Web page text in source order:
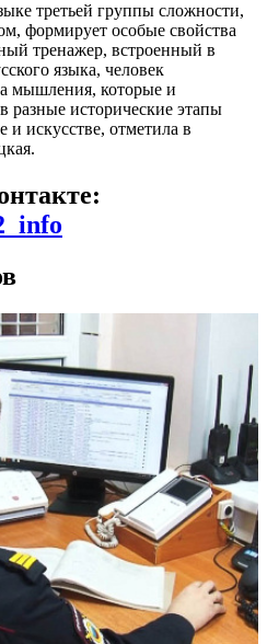
третьей группы сложности,
формирует особые свойства
тренажер, встроенный в
языка, человек
мышления, которые и
разные исторические этапы
и искусстве, отметила в